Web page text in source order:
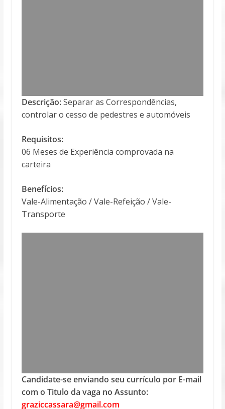
Descrição:Separar as Correspondências,
controlar o cesso de pedestres e automóveis
Requisitos:
06 Meses de Experiência comprovada na
carteira
Benefícios:
Vale-Alimentação / Vale-Refeição / Vale-
Transporte
Candidate-se enviando seu currículo por E-mail
com o Titulo da vaga no Assunto:
graziccassara@gmail.com